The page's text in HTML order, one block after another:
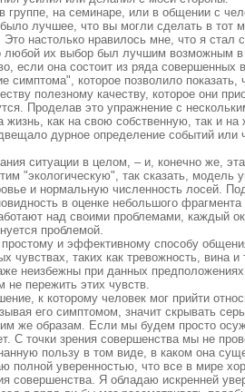
группе, на семинаре, или в общении с
лучшее, что вы могли сделать в тот
Это настолько нравилось мне, что я
любой их выбор был лучшим возможным в
если она состоит из ряда совершенных
симптома", которое позволило
полезному качеству, которое они
Проделав это упражнение с
жизнь, как на свою собственную, так и
дурное определение событий или
ситуации в целом, – и, конечно же,
"экологическую", так сказать,
и нормальную численность лосей.
в оценке небольшого
над своими проблемами, каждый
проблемой.
простому и эффективному способу
чувствах, таких как тревожность, вина
неизбежны при данных
пережить этих чувств.
к которому человек мог прийти
его симптомом, значит скрывать
же образам. Если мы будем просто
С точки зрения совершенства мы не
пользу в том виде, в каком она
полной уверенностью, что все в мире
совершенства. Я обладаю искренней